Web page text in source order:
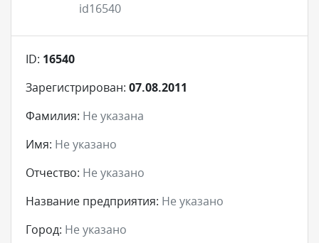
id16540
ID: 16540
Зарегистрирован: 07.08.2011
Фамилия: Не указана
Имя: Не указано
Отчество: Не указано
Название предприятия: Не указано
Город: Не указано